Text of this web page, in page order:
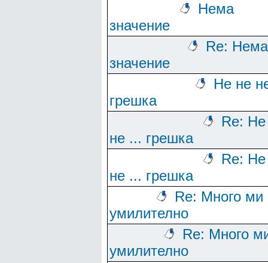
Нема
значение
Re: Нема
значение
Не не
грешка
Re:
не ... грешка
Re:
не ... грешка
Re: Много ми
умилително
Re: Много
умилително